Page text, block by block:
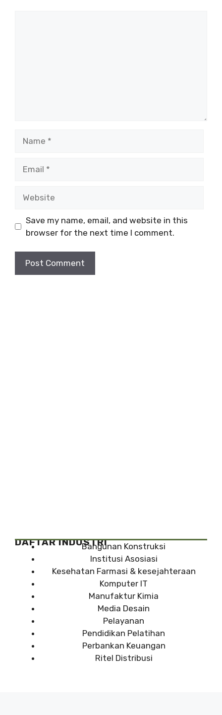
Save my name, email, and website in this
browser for the next time I comment.
DAFTAR INDUSTRIBangunan Konstruksi
Institusi Asosiasi
Kesehatan Farmasi & kesejahteraan
Komputer IT
Manufaktur Kimia
Media Desain
Pelayanan
Pendidikan Pelatihan
Perbankan Keuangan
Ritel Distribusi